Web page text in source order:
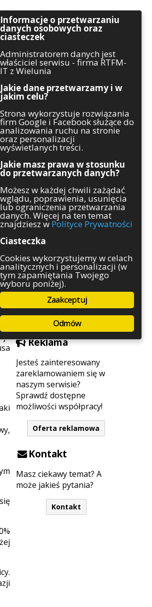
|INWESTYCJE
Szukaj
Kategorie
Architektura
Gospodarka
Handel
Komunikaty
Kultura
Polityka
Pozostałe
Psychologia
Rolnictwo
Służby
Sport
Środowisko
Szkolnictwo
Wydarzenia
Zapowiedzi
Zdrowie
Reklama
Jesteś zainteresowany
zareklamowaniem się w
naszym serwisie?
Sprawdź dostępne
możliwości współpracy!
Oferta reklamowa
Kontakt
Masz ciekawy temat? A
może jakieś pytania?
Kontakt
Informacje o przetwarzaniu
danych osobowych oraz
ciasteczek
Administratorem danych jest
właściciel serwisu - firma RTFM-
IT z Wielunia
Jakie dane przetwarzamy i w
jakim celu?
Strona wykorzystuje rozwiązania
firm Google i Facebook służące do
analizowania ruchu na stronie
oraz personalizacji
wyświetlanych treści.
Jakie masz prawa w stosunku
do przetwarzanych danych?
Możesz w każdej chwili zażądać
wglądu, poprawienia, usunięcia
lub ograniczenia przetwarzania
danych. Więcej na ten temat
znajdziesz w Polityce Prywatności
Ciasteczka
Cookies wykorzystujemy w celach
analitycznych i personalizacji (w
tym zapamiętania Twojego
wyboru poniżej).
Zaakceptuj
Odmów